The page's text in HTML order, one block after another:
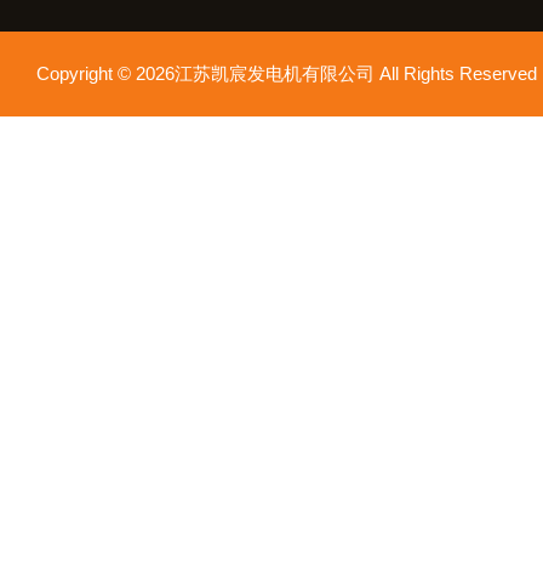
Copyright © 2026江苏凯宸发电机有限公司 All Rights